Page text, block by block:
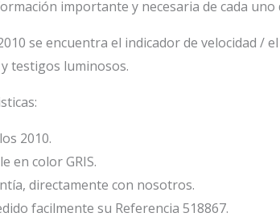
importante y necesaria de cada uno
se encuentra el indicador de velocidad /
testigos luminosos.
2010.
en color GRIS.
directamente con nosotros.
facilmente su Referencia 518867.